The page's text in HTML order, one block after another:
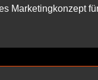
Marketingkonzept